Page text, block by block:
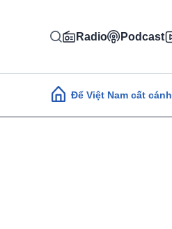
Radio Podcast
Main navigation
Để Việt Nam cất cánh